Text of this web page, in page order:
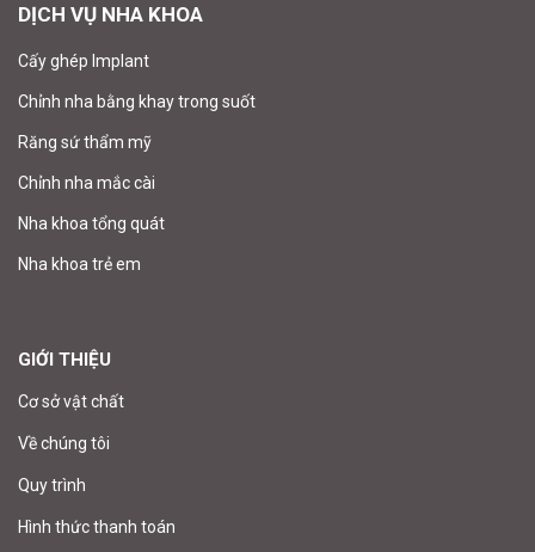
DỊCH VỤ NHA KHOA
Cấy ghép Implant
Chỉnh nha bằng khay trong suốt
Răng sứ thẩm mỹ
Chỉnh nha mắc cài
Nha khoa tổng quát
Nha khoa trẻ em
GIỚI THIỆU
Cơ sở vật chất
Về chúng tôi
Quy trình
Hình thức thanh toán